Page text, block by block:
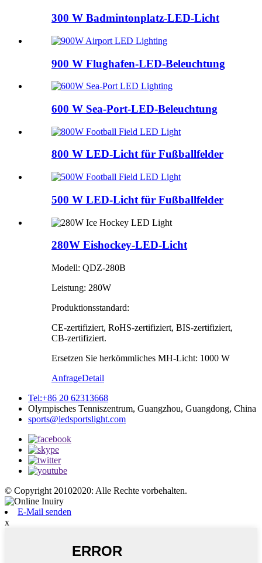
300 W Badmintonplatz-LED-Licht
900 W Flughafen-LED-Beleuchtung
600 W Sea-Port-LED-Beleuchtung
800 W LED-Licht für Fußballfelder
500 W LED-Licht für Fußballfelder
280W Eishockey-LED-Licht
Modell: QDZ-280B
Leistung: 280W
Produktionsstandard:
CE-zertifiziert, RoHS-zertifiziert, BIS-zertifiziert,
CB-zertifiziert.
Ersetzen Sie herkömmliches MH-Licht: 1000 W
AnfrageDetail
Tel:+86 20 62313668
Olympisches Tenniszentrum, Guangzhou, Guangdong, China
sports@ledsportslight.com
© Copyright 20102020: Alle Rechte vorbehalten.
E-Mail senden
x